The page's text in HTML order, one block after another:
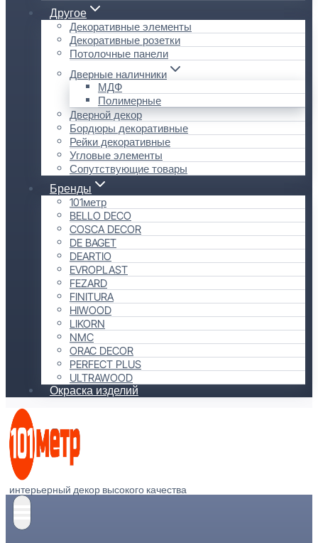
Другое
Декоративные элементы
Декоративные розетки
Потолочные панели
Дверные наличники
МДФ
Полимерные
Дверной декор
Бордюры декоративные
Рейки декоративные
Угловые элементы
Сопутствующие товары
Бренды
101метр
BELLO DECO
COSCA DECOR
DE BAGET
DEARTIO
EVROPLAST
FEZARD
FINITURA
HIWOOD
LIKORN
NMC
ORAC DECOR
PERFECT PLUS
ULTRAWOOD
Окраска изделий
интерьерный декор высокого качества